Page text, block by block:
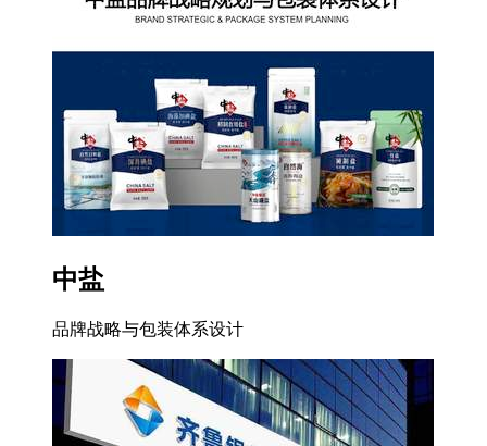
中盐
品牌战略与包装体系设计